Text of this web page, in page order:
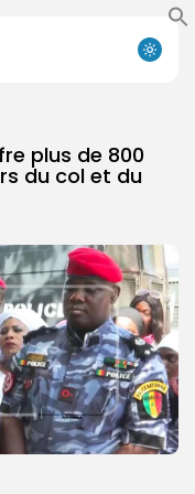
plus de 800
du col et du